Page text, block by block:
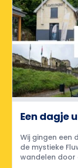
Een dagje
Wij gingen een
de mystieke
wandelen door